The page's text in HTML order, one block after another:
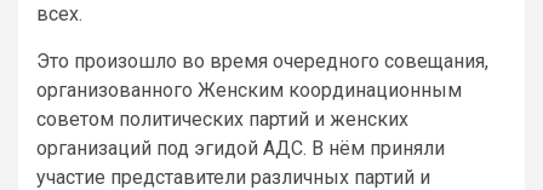
всех.
Это произошло во время очередного совещания,
организованного Женским координационным
советом политических партий и женских
организаций под эгидой АДС. В нём приняли
участие представители различных партий и